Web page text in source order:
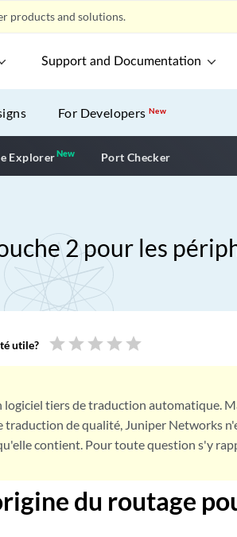
products and solutions.
Support and Documentation
For DevelopersNew
ExplorerNewNew application
Port Checker
2 pour les
utile? star star star star star
tiers de traduction automatique.
de qualité, Juniper Networks
contient. Pour toute question s'y
du routage